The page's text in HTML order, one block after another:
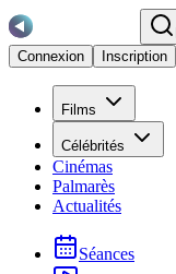
Connexion
Inscription
Films
Célébrités
Cinémas
Palmarès
Actualités
Séances